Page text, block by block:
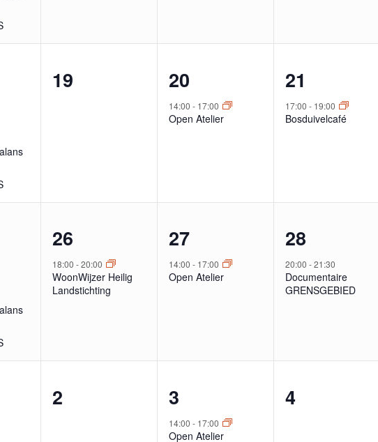
0
evenementen,
19
1
evenement,
20
14:00 - 17:00
Open Atelier
1
evenement,
21
17:00- 19:00
Bosduivelcafé
1
evenement,
26
18:00 -20:00
WoonWijzer Heilig
Landstichting
1
evenement,
27
14:00 - 17:00
Open Atelier
1
evenement,
28
20:00-21:30
Documentaire
GRENSGEBIED
0
evenementen,
2
1
evenement,
3
14:00 - 17:00
Open Atelier
0
4